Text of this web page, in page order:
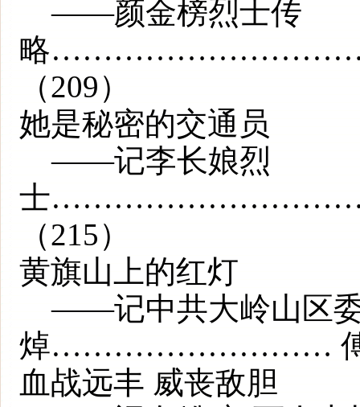
——颜金榜烈士传
略
（209）
她是秘密的交通员
——记李长娘烈
士
（215）
黄旗山上的红灯
——记中共大岭山区
焯……………………… 傅
血战远丰 威丧敌胆